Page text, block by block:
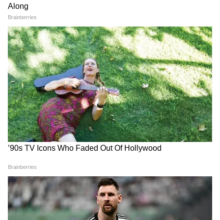
Dilip Ghosh: 'কেউ তৃণমূলীদের দলে নিলে
সে সাসপেন্ড হবে', বিজেপি নেতাদের কড়া
বার্তা দিলীপের
Suvendu Adhikari: ভবানীপুরের গুরুদ্বারে
গিয়ে বড় কথা মুখ্যমন্ত্রী শুভেন্দুর, হৃদয়
ছুঁলেন শিখদের